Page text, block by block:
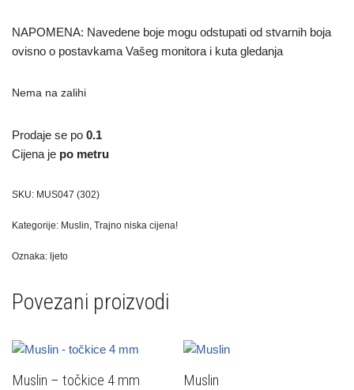
NAPOMENA: Navedene boje mogu odstupati od stvarnih boja
ovisno o postavkama Vašeg monitora i kuta gledanja
Nema na zalihi
Prodaje se po 0.1
Cijena je po metru
SKU: MUS047 (302)
Kategorije: Muslin, Trajno niska cijena!
Oznaka: ljeto
Povezani proizvodi
Muslin – točkice 4 mm Muslin